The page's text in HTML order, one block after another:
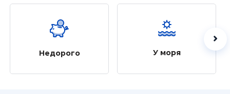
Недорого У моря